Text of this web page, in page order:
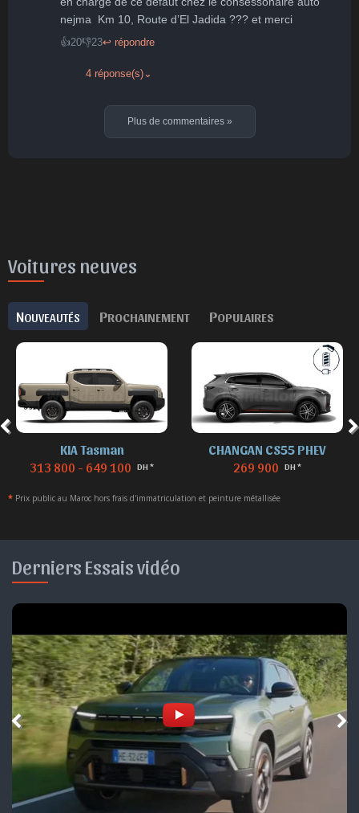
nejma  Km 10, Route d’El Jadida ??? et merci
👍20👎23↩ répondre
4 réponse(s) ⌄
Plus de commentaires »
Voitures neuves
NOUVEAUTÉS PROCHAINEMENT POPULAIRES
KIA Tasman
313 800 - 649 100 DH *
CHANGAN CS55 PHEV
269 900 DH *
* Prix public au Maroc hors frais d'immatriculation et peinture métallisée
Derniers Essais vidéo